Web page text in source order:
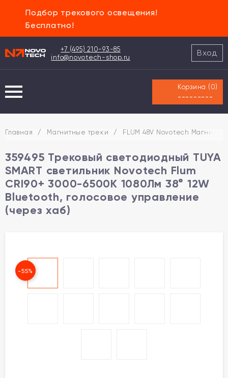
Подбор трекового освещения!
Бесплатно!
+7 (495) 210-93-85
info@novotech-shop.ru
Вход
Корзина ( 0)
---------
Главная / Магнитные треки / FLUM 48V Novotech
359495 Трековый светодиодный TUYA
SMART светильник Novotech Flum
CRI90+ 3000-6500К 1080Лм 38° 12W
Bluetooth, голосовое управление
(через хаб)
-55%